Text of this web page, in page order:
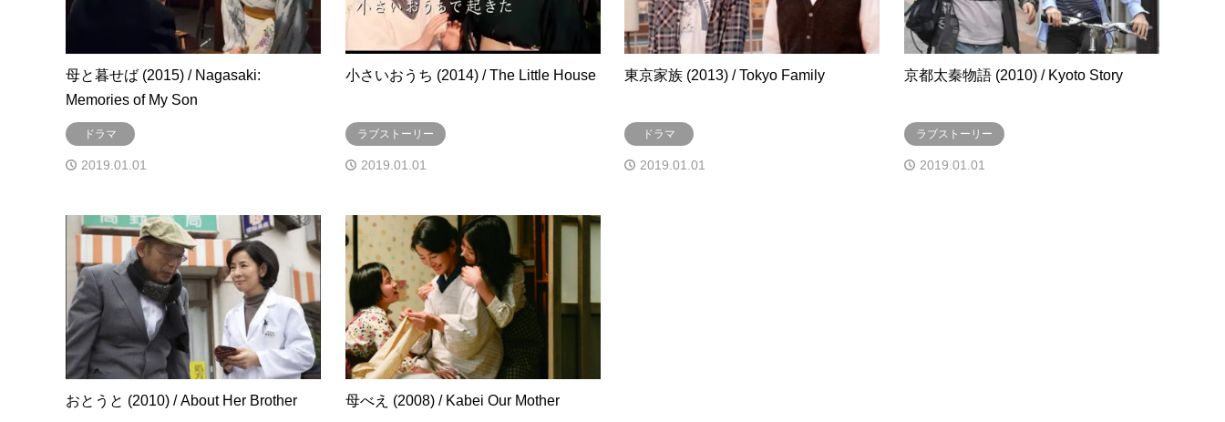
母と暮せば (2015) / Nagasaki:
Memories of My Son
ドラマ
2019.01.01
小さいおうち (2014) / The Little House
ラブストーリー
2019.01.01
東京家族 (2013) / Tokyo Family
ドラマ
2019.01.01
京都太秦物語 (2010) / Kyoto Story
ラブストーリー
2019.01.01
おとうと (2010) / About Her Brother 母べえ (2008) / Kabei Our Mother